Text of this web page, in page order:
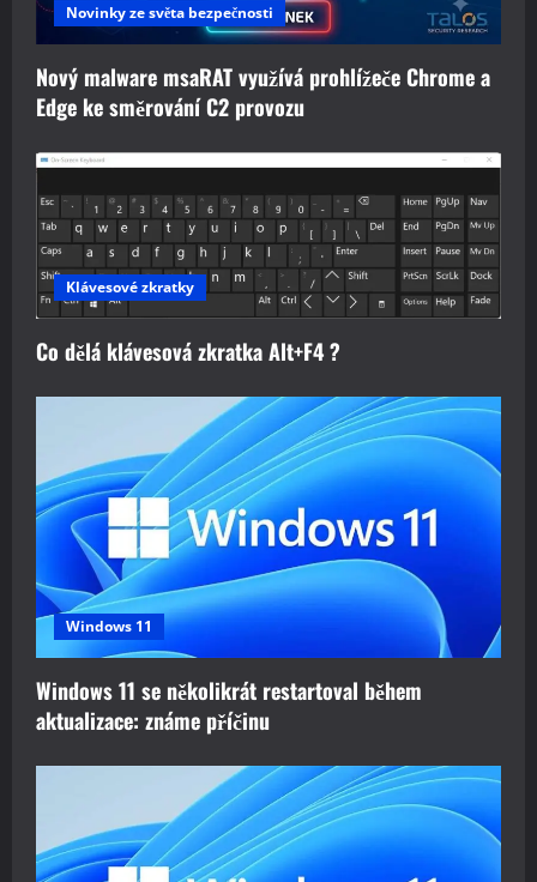
Novinky ze světa bezpečnosti
Nový malware msaRAT využívá prohlížeče Chrome a
Edge ke směrování C2 provozu
Klávesové zkratky
Co dělá klávesová zkratka Alt+F4 ?
Windows 11
Windows 11 se několikrát restartoval během
aktualizace: známe příčinu